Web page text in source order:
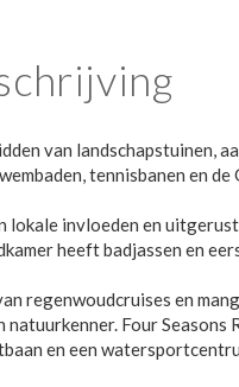
van landschapstuinen,
tennisbanen en de
lokale invloeden en
heeft badjassen en
regenwoudcruises en
Four
en een